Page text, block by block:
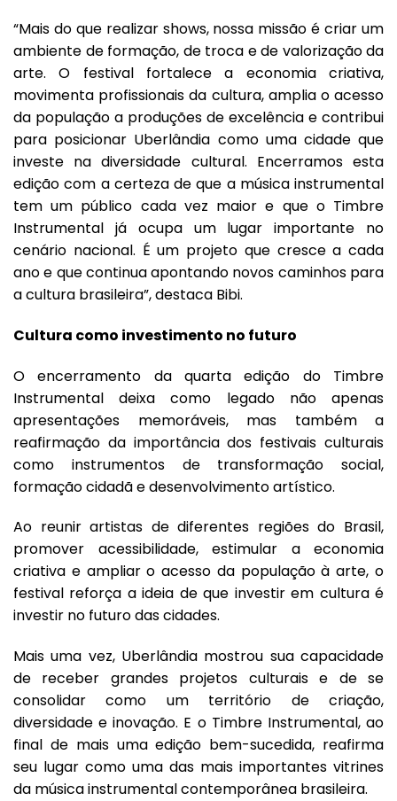
“Mais do que realizar shows, nossa missão é criar um
ambiente de formação, de troca e de valorização da
arte. O festival fortalece a economia criativa,
movimenta profissionais da cultura, amplia o acesso
da população a produções de excelência e contribui
para posicionar Uberlândia como uma cidade que
investe na diversidade cultural. Encerramos esta
edição com a certeza de que a música instrumental
tem um público cada vez maior e que o Timbre
Instrumental já ocupa um lugar importante no
cenário nacional. É um projeto que cresce a cada
ano e que continua apontando novos caminhos para
a cultura brasileira”, destaca Bibi.
Cultura como investimento no futuro
O encerramento da quarta edição do Timbre
Instrumental deixa como legado não apenas
apresentações memoráveis, mas também a
reafirmação da importância dos festivais culturais
como instrumentos de transformação social,
formação cidadã e desenvolvimento artístico.
Ao reunir artistas de diferentes regiões do Brasil,
promover acessibilidade, estimular a economia
criativa e ampliar o acesso da população à arte, o
festival reforça a ideia de que investir em cultura é
investir no futuro das cidades.
Mais uma vez, Uberlândia mostrou sua capacidade
de receber grandes projetos culturais e de se
consolidar como um território de criação,
diversidade e inovação. E o Timbre Instrumental, ao
final de mais uma edição bem-sucedida, reafirma
seu lugar como uma das mais importantes vitrines
da música instrumental contemporânea brasileira.